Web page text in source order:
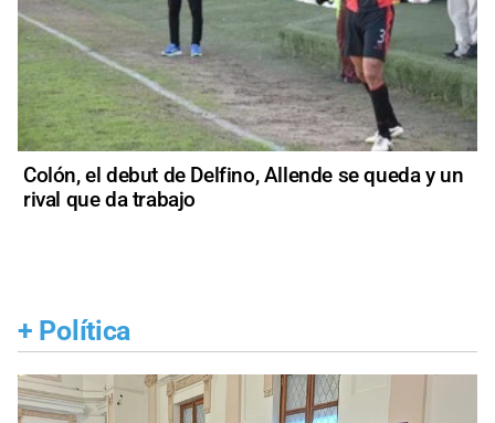
Colón, el debut de Delfino, Allende se queda y un
rival que da trabajo
+ Política